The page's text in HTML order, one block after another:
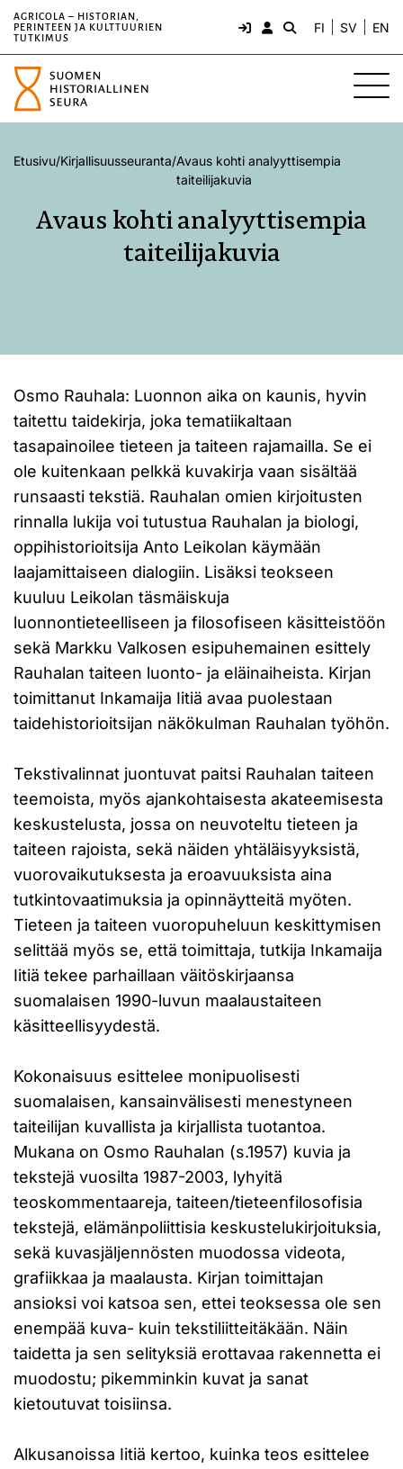
AGRICOLA – HISTORIAN,
PERINTEEN JA KULTTUURIEN
TUTKIMUS
FI SV EN
Etusivu/Kirjallisuusseuranta/Avaus kohti analyyttisempia
taiteilijakuvia
Avaus kohti analyyttisempia
taiteilijakuvia
Osmo Rauhala: Luonnon aika on kaunis, hyvin
taitettu taidekirja, joka tematiikaltaan
tasapainoilee tieteen ja taiteen rajamailla. Se ei
ole kuitenkaan pelkkä kuvakirja vaan sisältää
runsaasti tekstiä. Rauhalan omien kirjoitusten
rinnalla lukija voi tutustua Rauhalan ja biologi,
oppihistorioitsija Anto Leikolan käymään
laajamittaiseen dialogiin. Lisäksi teokseen
kuuluu Leikolan täsmäiskuja
luonnontieteelliseen ja filosofiseen käsitteistöön
sekä Markku Valkosen esipuhemainen esittely
Rauhalan taiteen luonto- ja eläinaiheista. Kirjan
toimittanut Inkamaija Iitiä avaa puolestaan
taidehistorioitsijan näkökulman Rauhalan työhön.
Tekstivalinnat juontuvat paitsi Rauhalan taiteen
teemoista, myös ajankohtaisesta akateemisesta
keskustelusta, jossa on neuvoteltu tieteen ja
taiteen rajoista, sekä näiden yhtäläisyyksistä,
vuorovaikutuksesta ja eroavuuksista aina
tutkintovaatimuksia ja opinnäytteitä myöten.
Tieteen ja taiteen vuoropuheluun keskittymisen
selittää myös se, että toimittaja, tutkija Inkamaija
Iitiä tekee parhaillaan väitöskirjaansa
suomalaisen 1990-luvun maalaustaiteen
käsitteellisyydestä.
Kokonaisuus esittelee monipuolisesti
suomalaisen, kansainvälisesti menestyneen
taiteilijan kuvallista ja kirjallista tuotantoa.
Mukana on Osmo Rauhalan (s.1957) kuvia ja
tekstejä vuosilta 1987-2003, lyhyitä
teoskommentaareja, taiteen/tieteenfilosofisia
tekstejä, elämänpoliittisia keskustelukirjoituksia,
sekä kuvasjäljennösten muodossa videota,
grafiikkaa ja maalausta. Kirjan toimittajan
ansioksi voi katsoa sen, ettei teoksessa ole sen
enempää kuva- kuin tekstiliitteitäkään. Näin
taidetta ja sen selityksiä erottavaa rakennetta ei
muodostu; pikemminkin kuvat ja sanat
kietoutuvat toisiinsa.
Alkusanoissa Iitiä kertoo, kuinka teos esittelee